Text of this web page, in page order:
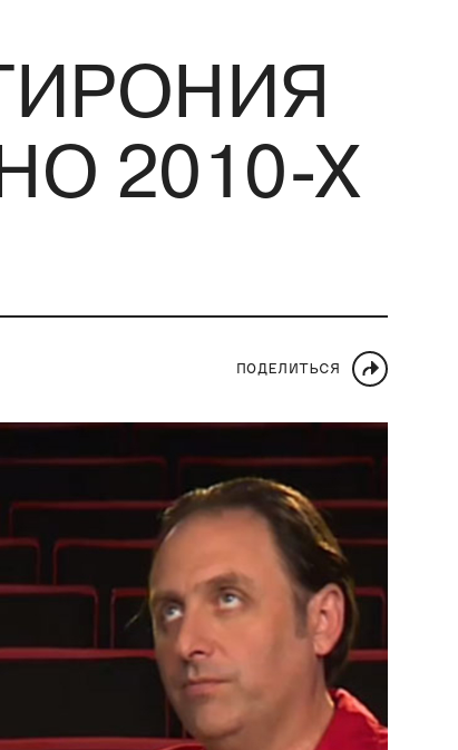
2010-Х
ПОДЕЛИТЬСЯ